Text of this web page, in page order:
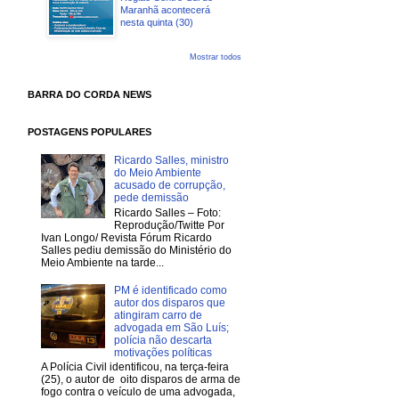
Maranhã acontecerá
nesta quinta (30)
Mostrar todos
BARRA DO CORDA NEWS
POSTAGENS POPULARES
Ricardo Salles, ministro
do Meio Ambiente
acusado de corrupção,
pede demissão
Ricardo Salles – Foto:
Reprodução/Twitte Por
Ivan Longo/ Revista Fórum Ricardo
Salles pediu demissão do Ministério do
Meio Ambiente na tarde...
PM é identificado como
autor dos disparos que
atingiram carro de
advogada em São Luís;
polícia não descarta
motivações políticas
A Polícia Civil identificou, na terça-feira
(25), o autor de oito disparos de arma de
fogo contra o veículo de uma advogada,